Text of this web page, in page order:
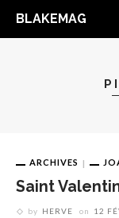
BLAKEMAG
ARCHIVES
Saint
by HERVE on 12